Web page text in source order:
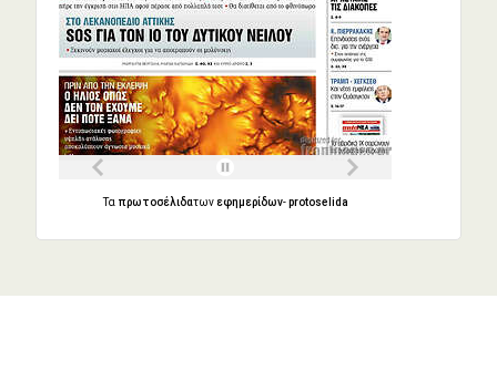
Τα πρωτοσέλιδατων εφημερίδων-protoselida